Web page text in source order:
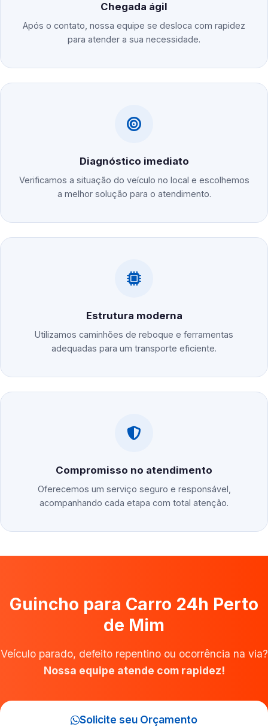
Chegada ágil
Após o contato, nossa equipe se desloca com rapidez
para atender a sua necessidade.
Diagnóstico imediato
Verificamos a situação do veículo no local e escolhemos
a melhor solução para o atendimento.
Estrutura moderna
Utilizamos caminhões de reboque e ferramentas
adequadas para um transporte eficiente.
Compromisso no atendimento
Oferecemos um serviço seguro e responsável,
acompanhando cada etapa com total atenção.
Guincho para Carro 24h Perto
de Mim
Veículo parado, defeito repentino ou ocorrência na via?
Nossa equipe atende com rapidez!
Solicite seu Orçamento